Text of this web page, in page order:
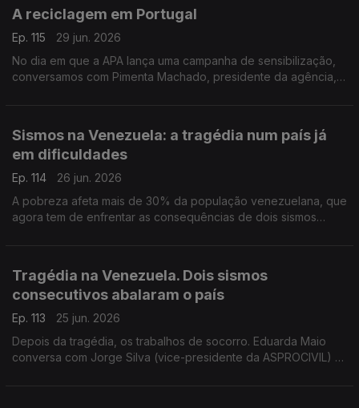
A reciclagem em Portugal
Ep. 115
29 jun. 2026
No dia em que a APA lança uma campanha de sensibilização,
conversamos com Pimenta Machado, presidente da agência,
Sismos na Venezuela: a tragédia num país já
em dificuldades
Ep. 114
26 jun. 2026
A pobreza afeta mais de 30% da população venezuelana, que
agora tem de enfrentar as consequências de dois sismos
Tragédia na Venezuela. Dois sismos
consecutivos abalaram o país
Ep. 113
25 jun. 2026
Depois da tragédia, os trabalhos de socorro. Eduarda Maio
conversa com Jorge Silva (vice-presidente da ASPROCIVIL) e